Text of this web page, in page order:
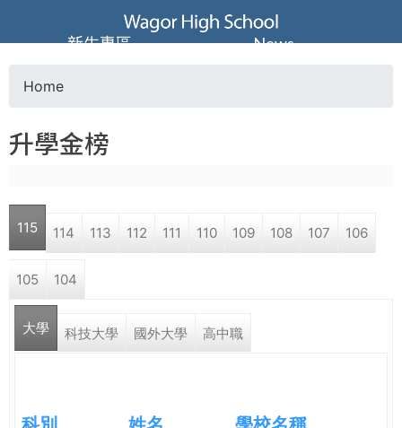
Jump to navigation
葳
格
高
中
學
o
u
a
r
e
e
Home
升學金榜
115 114 113 112 111 110 109 108 107 106
105 104
大學 科技大學 國外大學 高中職
新生專區 News